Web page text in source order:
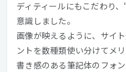
ディティールにもこだわり
意識しました。
画像が映えるように、サイ
ントを数種類使い分けてメ
書き感のある筆記体のフォ